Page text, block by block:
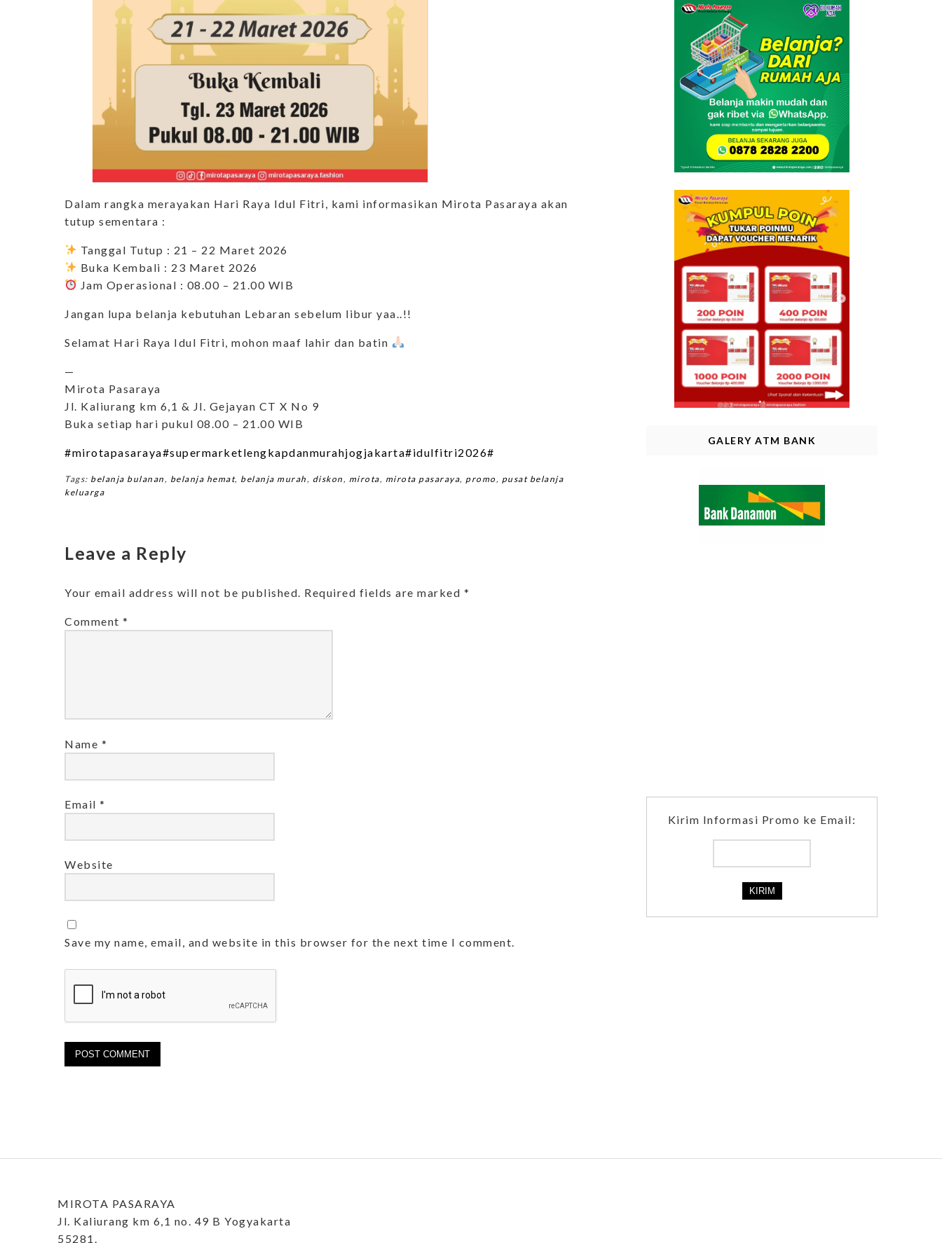
Dalam rangka merayakan Hari Raya Idul Fitri, kami informasikan Mirota Pasaraya akan
tutup sementara :
Tanggal Tutup : 21 – 22 Maret 2026
Buka Kembali : 23 Maret 2026
Jam Operasional : 08.00 – 21.00 WIB
Jangan lupa belanja kebutuhan Lebaran sebelum libur yaa..!!
Selamat Hari Raya Idul Fitri, mohon maaf lahir dan batin
—
Mirota Pasaraya
Jl. Kaliurang km 6,1 & Jl. Gejayan CT X No 9
Buka setiap hari pukul 08.00 – 21.00 WIB
#mirotapasaraya#supermarketlengkapdanmurahjogjakarta#idulfitri2026#
Tags: belanja bulanan , belanja hemat, belanja murah , diskon , mirota, mirota pasaraya, promo , pusat belanja
keluarga
Leave a Reply
Your email address will not be published. Required fields are marked *
Comment *
Name *
Email *
Website
Save my name, email, and website in this browser for the next time I comment.
GALERY ATM BANK
Kirim Informasi Promo ke Email:
MIROTA PASARAYA
Jl. Kaliurang km 6,1 no. 49 B Yogyakarta
55281.